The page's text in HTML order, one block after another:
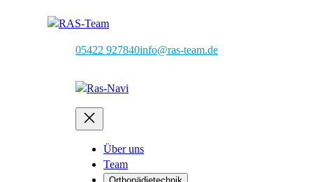
05422 927840info@ras-team.de
Über uns
Team